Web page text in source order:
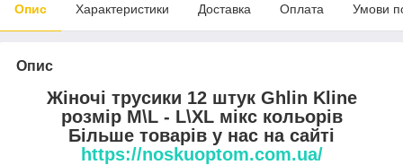
Опис Характеристики Доставка Оплата Умови
Опис
Жіночі трусики 12 штук Ghlin Kline
розмір M\L - L\XL мікс кольорів
Більше товарів у нас на сайті
https://noskuoptom.com.ua/